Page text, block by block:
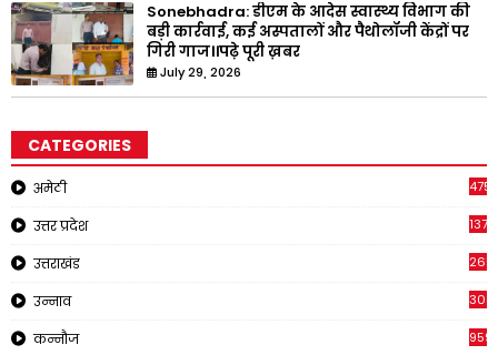
Sonebhadra: डीएम के आदेस स्वास्थ्य विभाग की
बड़ी कार्रवाई, कई अस्पतालों और पैथोलॉजी केंद्रों पर
गिरी गाज।।पढ़े पूरी ख़बर
July 29, 2026
CATEGORIES
अमेठी 4751
उत्तर प्रदेश 1375
उत्तराखंड 2651
उन्नाव 308
कन्नौज 959